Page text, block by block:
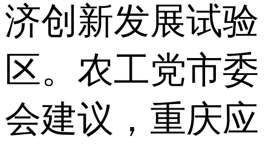
济创新发展试验
区。农工党市委
会建议，重庆应